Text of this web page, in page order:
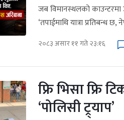
जब विमानस्थलको काउन्टरमा
‘तपाईमाथि यात्रा प्रतिबन्ध
२०८३ असार ११ गते २३:१६
फ्रि भिसा फ्रि
‘पोलिसी ट्र्याप’